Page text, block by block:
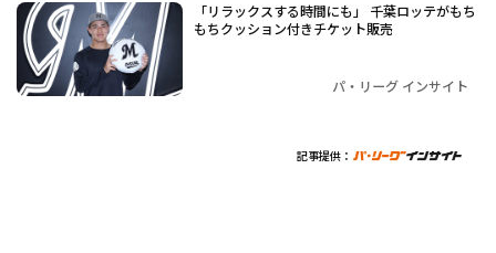
「リラックスする時間にも」 千葉ロッテがもち
もちクッション付きチケット販売
パ・リーグ インサイト
記事提供：